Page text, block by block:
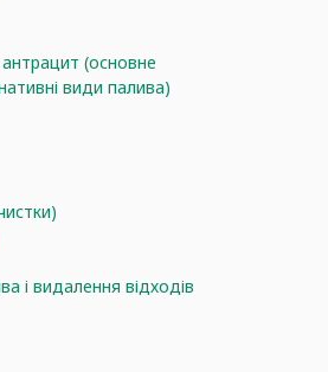
(основне
види палива)
і видалення відходів